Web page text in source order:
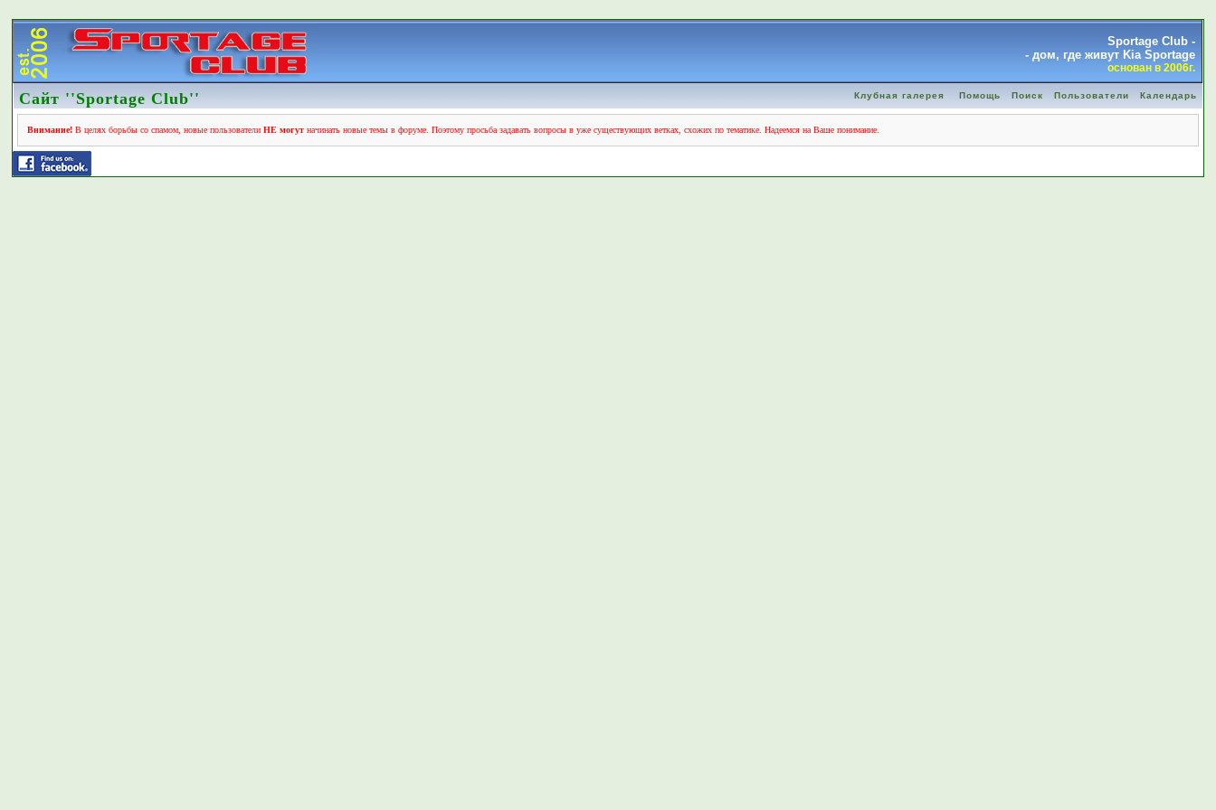
Sportage Club -
- дом, где живут Kia Sportage
основан в 2006г.
Сайт ''Sportage Club'' Клубная галерея Помощь Поиск Пользователи Календарь
Внимание! В целях борьбы со спамом, новые пользователиНЕ могут начинать новые темы в форуме. Поэтому просьба задавать вопросы в уже существующих ветках, схожих по тематике. Надеемся на Ваше понимание.